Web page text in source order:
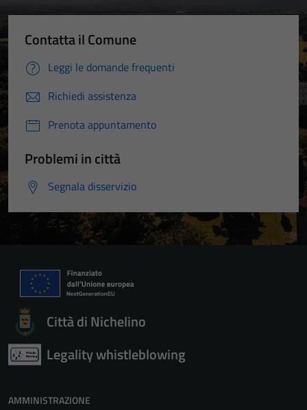
Contatta il Comune
Leggi le domande frequenti
Richiedi assistenza
Prenota appuntamento
Problemi in città
Segnala disservizio
Città di Nichelino
Legality whistleblowing
AMMINISTRAZIONE